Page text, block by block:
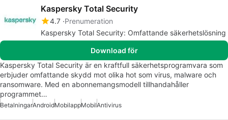
Kaspersky Total Security
4.7 Prenumeration
Kaspersky Total Security: Omfattande säkerhetslösning
Download för
Kaspersky Total Security är en kraftfull säkerhetsprogramvara som
erbjuder omfattande skydd mot olika hot som virus, malware och
ransomware. Med en abonnemangsmodell tillhandahåller
programmet…
BetalningarAndroidMobilappMobilAntivirus